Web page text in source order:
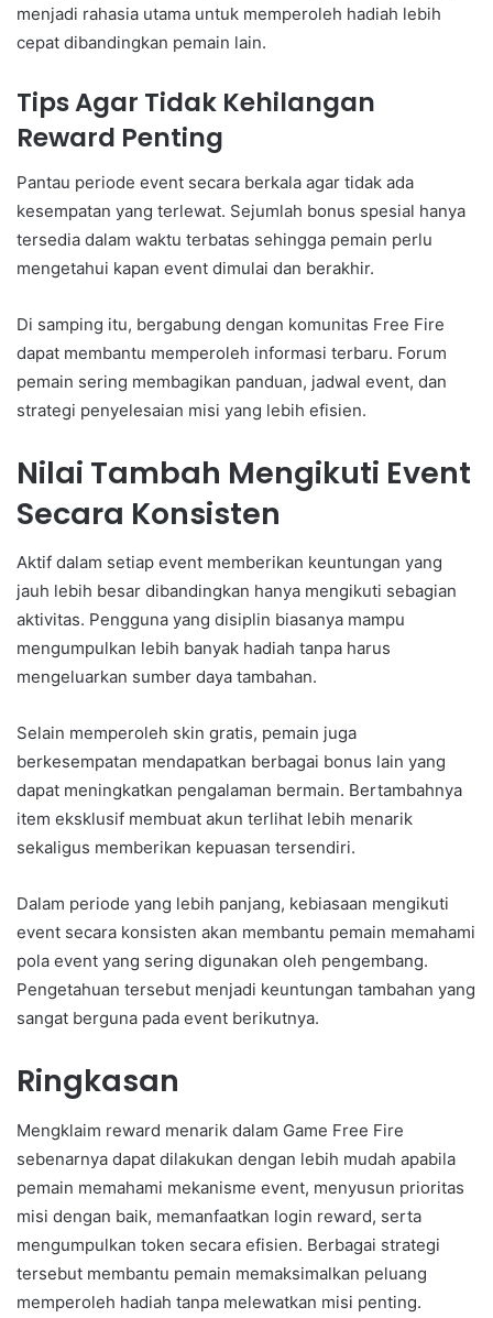
menjadi rahasia utama untuk memperoleh hadiah lebih
cepat dibandingkan pemain lain.
Tips Agar Tidak Kehilangan
Reward Penting
Pantau periode event secara berkala agar tidak ada
kesempatan yang terlewat. Sejumlah bonus spesial hanya
tersedia dalam waktu terbatas sehingga pemain perlu
mengetahui kapan event dimulai dan berakhir.
Di samping itu, bergabung dengan komunitas Free Fire
dapat membantu memperoleh informasi terbaru. Forum
pemain sering membagikan panduan, jadwal event, dan
strategi penyelesaian misi yang lebih efisien.
Nilai Tambah Mengikuti Event
Secara Konsisten
Aktif dalam setiap event memberikan keuntungan yang
jauh lebih besar dibandingkan hanya mengikuti sebagian
aktivitas. Pengguna yang disiplin biasanya mampu
mengumpulkan lebih banyak hadiah tanpa harus
mengeluarkan sumber daya tambahan.
Selain memperoleh skin gratis, pemain juga
berkesempatan mendapatkan berbagai bonus lain yang
dapat meningkatkan pengalaman bermain. Bertambahnya
item eksklusif membuat akun terlihat lebih menarik
sekaligus memberikan kepuasan tersendiri.
Dalam periode yang lebih panjang, kebiasaan mengikuti
event secara konsisten akan membantu pemain memahami
pola event yang sering digunakan oleh pengembang.
Pengetahuan tersebut menjadi keuntungan tambahan yang
sangat berguna pada event berikutnya.
Ringkasan
Mengklaim reward menarik dalam Game Free Fire
sebenarnya dapat dilakukan dengan lebih mudah apabila
pemain memahami mekanisme event, menyusun prioritas
misi dengan baik, memanfaatkan login reward, serta
mengumpulkan token secara efisien. Berbagai strategi
tersebut membantu pemain memaksimalkan peluang
memperoleh hadiah tanpa melewatkan misi penting.